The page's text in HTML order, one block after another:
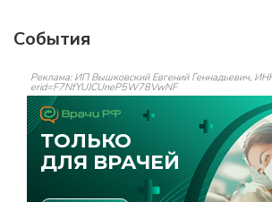
События
Реклама: ИП Вышковский Евгений Геннадьевич,
erid=F7NfYUJCUneP5W78VwNF